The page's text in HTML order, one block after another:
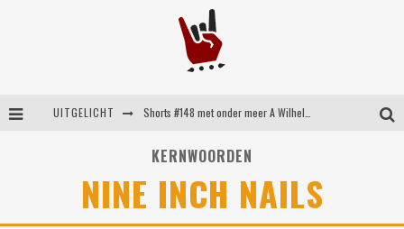
UITGELICHT
Britse emorockers van Basement maken tweede comeback met het indrukwekkende ‘Wired’
Shorts #149 met onder meer No Cure, Eva Under Fire, The Hu en Sleeping With Sirens
KERNWOORDEN
NINE INCH NAILS